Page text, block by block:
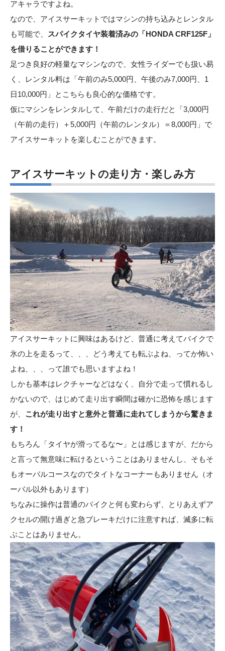
アキャラですよね。
なので、アイスサーキットではマシンの持ち込みとレンタル
も可能で、
スパイクタイヤ装着済みの「HONDA CRF125F」
を借りることができます！
足つき良好の軽量なマシンなので、女性ライダーでも扱い易
く、レンタル料は「午前のみ5,000円、午後のみ7,000円、1
日10,000円」とこちらも良心的な価格です。
仮にマシンをレンタルして、午前だけの走行だと「3,000円
（午前の走行）＋5,000円（午前のレンタル）＝8,000円」で
アイスサーキットを楽しむことができます。
アイスサーキットの走り方・楽しみ方
アイスサーキットに興味はあるけど、普通に考えてバイクで
氷の上を走るって、、、どう考えても転ぶよね、ってか怖い
よね、、、って誰でも思いますよね！
しかも基本はレクチャーなどはなく、自分で走って慣れるし
かないので、はじめて走り出す瞬間は確かに恐怖を感じます
が、 これが走り出すと意外と普通に走れてしまうから驚きま
す！
もちろん「タイヤが滑ってるな〜」とは感じますが、だから
と言って無意味に転けるということはありませんし、そもそ
もオーバルコースなのでタイトなコーナーもありません（オ
ーバル以外もあります）
ちなみに操作は普通のバイクと何も変わらず、とりあえずア
クセルの開け過ぎと急ブレーキだけに注意すれば、滅多に転
ぶことはありません。